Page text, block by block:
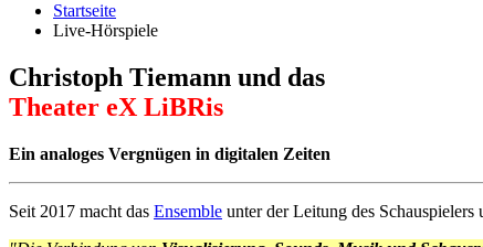
Startseite
Live-Hörspiele
Christoph Tiemann und das
Theater eX LiBRis
Ein analoges Vergnügen in digitalen Zeiten
Seit 2017 macht das Ensemble unter der Leitung des Schauspielers